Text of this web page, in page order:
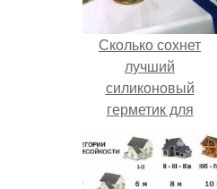
Сколько сохнет
лучший
силиконовый
герметик для
сохнет
силиконовый